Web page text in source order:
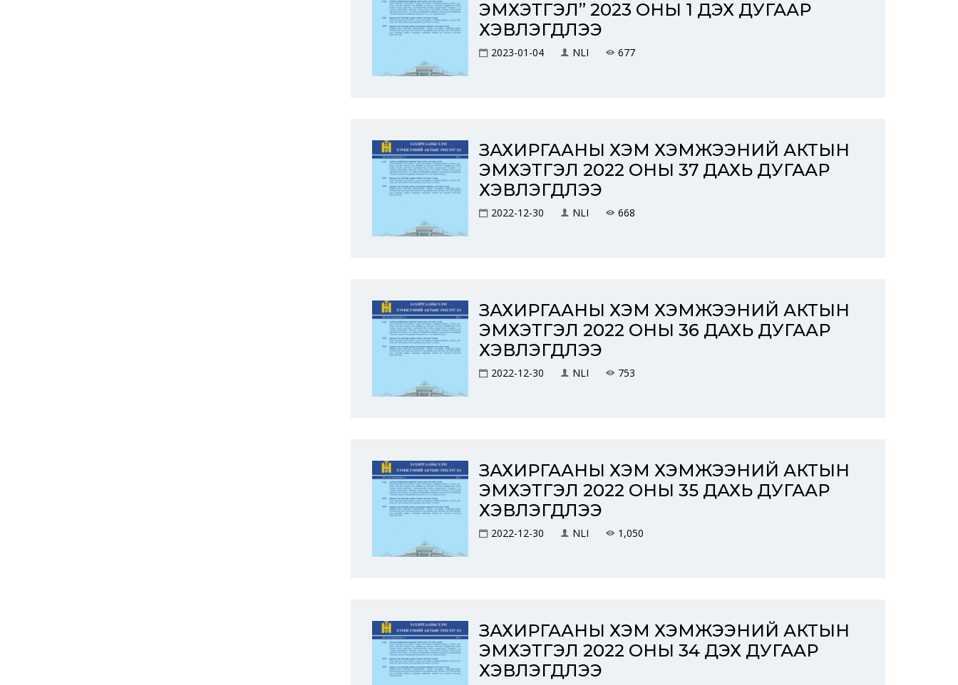
ЭМХЭТГЭЛ” 2023 ОНЫ 1 ДЭХ ДУГААР
ХЭВЛЭГДЛЭЭ
2023-01-04 NLI 677
ЗАХИРГААНЫ ХЭМ ХЭМЖЭЭНИЙ АКТЫН
ЭМХЭТГЭЛ 2022 ОНЫ 37 ДАХЬ ДУГААР
ХЭВЛЭГДЛЭЭ
2022-12-30 NLI 668
ЗАХИРГААНЫ ХЭМ ХЭМЖЭЭНИЙ АКТЫН
ЭМХЭТГЭЛ 2022 ОНЫ 36 ДАХЬ ДУГААР
ХЭВЛЭГДЛЭЭ
2022-12-30 NLI 753
ЗАХИРГААНЫ ХЭМ ХЭМЖЭЭНИЙ АКТЫН
ЭМХЭТГЭЛ 2022 ОНЫ 35 ДАХЬ ДУГААР
ХЭВЛЭГДЛЭЭ
2022-12-30 NLI 1,050
ЗАХИРГААНЫ ХЭМ ХЭМЖЭЭНИЙ АКТЫН
ЭМХЭТГЭЛ 2022 ОНЫ 34 ДЭХ ДУГААР
ХЭВЛЭГДЛЭЭ